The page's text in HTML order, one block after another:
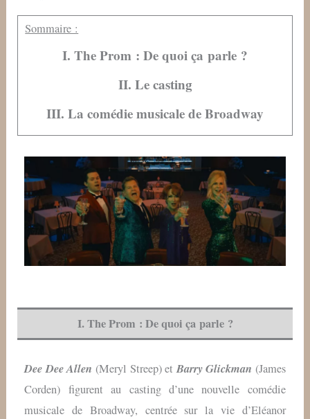
Sommaire :
I. The Prom : De quoi ça parle ?
II. Le casting
III. La comédie musicale de Broadway
I. The Prom : De quoi ça parle ?
Dee Dee Allen (Meryl Streep) etBarry Glickman (James
Corden) figurent au casting d’une nouvelle comédie
musicale de Broadway, centrée sur la vie d’Eléanor